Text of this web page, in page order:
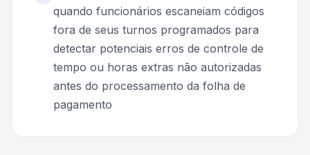
quando funcionários escaneiam códigos
fora de seus turnos programados para
detectar potenciais erros de controle de
tempo ou horas extras não autorizadas
antes do processamento da folha de
pagamento